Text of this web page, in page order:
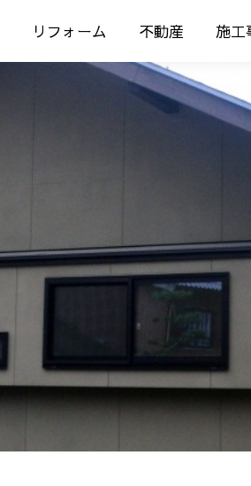
リフォーム 不動産 施工